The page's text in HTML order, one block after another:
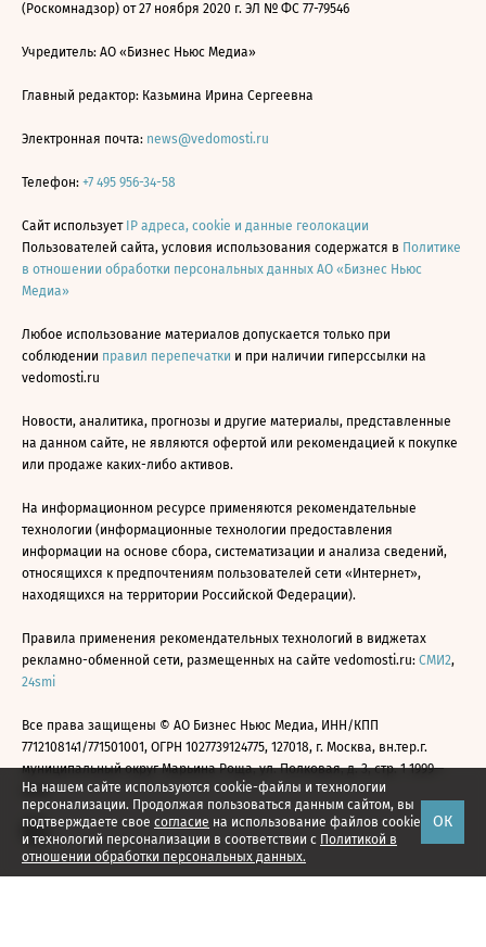
На нашем сайте используются cookie-файлы и технологии
персонализации. Продолжая пользоваться данным сайтом, вы
подтверждаете свое согласие на использование файлов cookie
и технологий персонализации в соответствии с Политикой в
отношении обработки персональных данных.
ОК
(Роскомнадзор) от 27 ноября 2020 г. ЭЛ № ФС 77-79546
Учредитель: АО «Бизнес Ньюс Медиа»
Главный редактор: Казьмина Ирина Сергеевна
Электронная почта: news@vedomosti.ru
Телефон: +7 495 956-34-58
Сайт использует IP адреса, cookie и данные геолокации
Пользователей сайта, условия использования содержатся в Политике
в отношении обработки персональных данных АО «Бизнес Ньюс
Медиа»
Любое использование материалов допускается только при
соблюдении правил перепечатки и при наличии гиперссылки на
vedomosti.ru
Новости, аналитика, прогнозы и другие материалы, представленные
на данном сайте, не являются офертой или рекомендацией к покупке
или продаже каких-либо активов.
На информационном ресурсе применяются рекомендательные
технологии (информационные технологии предоставления
информации на основе сбора, систематизации и анализа сведений,
относящихся к предпочтениям пользователей сети «Интернет»,
находящихся на территории Российской Федерации).
Правила применения рекомендательных технологий в виджетах
рекламно-обменной сети, размещенных на сайте vedomosti.ru: СМИ2,
24smi
Все права защищены © АО Бизнес Ньюс Медиа, ИНН/КПП
7712108141/771501001, ОГРН 1027739124775, 127018, г. Москва, вн.тер.г.
муниципальный округ Марьина Роща, ул. Полковая, д. 3, стр. 1 1999—
2026